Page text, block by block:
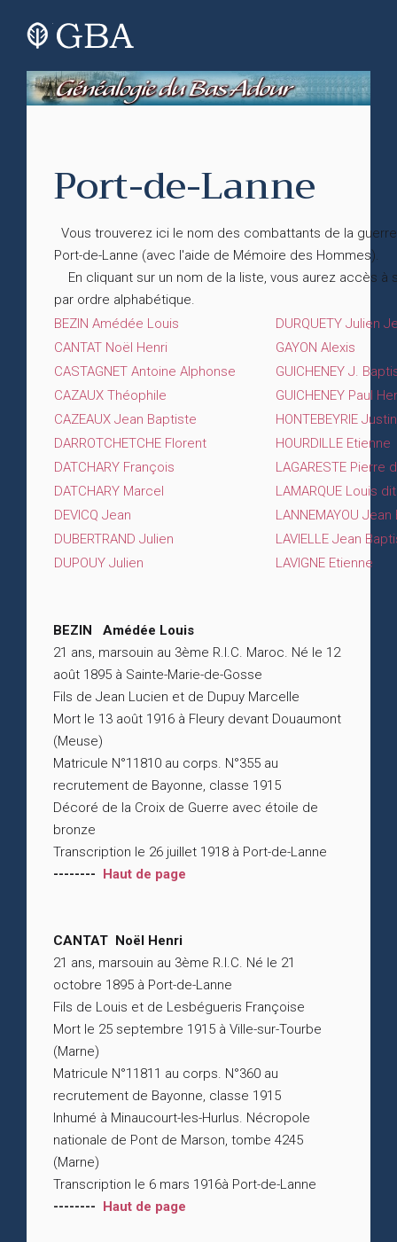
Port-de-Lanne
Vous trouverez ici le nom des combattants de la
Port-de-Lanne (avec l'aide de Mémoire des Hommes).
En cliquant sur un nom de la liste, vous aurez accès
par ordre alphabétique.
BEZIN Amédée Louis
DURQUETY Julien
CANTAT Noël Henri
GAYON Alexis
CASTAGNET Antoine Alphonse
GUICHENEY J.
CAZAUX Théophile
GUICHENEY Paul
CAZEAUX Jean Baptiste
HONTEBEYRIE Justin
DARROTCHETCHE Florent
HOURDILLE Etienne
DATCHARY François
LAGARESTE Pierre
DATCHARY Marcel
LAMARQUE Louis
DEVICQ Jean
LANNEMAYOU
DUBERTRAND Julien
LAVIELLE Jean
DUPOUY Julien
LAVIGNE Etienne
BEZIN Amédée Louis
21 ans, marsouin au 3ème R.I.C. Maroc. Né le 12
août 1895 à Sainte-Marie-de-Gosse
Fils de Jean Lucien et de Dupuy Marcelle
Mort le 13 août 1916 à Fleury devant Douaumont
(Meuse)
Matricule N°11810 au corps. N°355 au
recrutement de Bayonne, classe 1915
Décoré de la Croix de Guerre avec étoile de
bronze
Transcription le 26 juillet 1918 à Port-de-Lanne
-------- Haut de page
CANTAT Noël Henri
21 ans, marsouin au 3ème R.I.C. Né le 21
octobre 1895 à Port-de-Lanne
Fils de Louis et de Lesbégueris Françoise
Mort le 25 septembre 1915 à Ville-sur-Tourbe
(Marne)
Matricule N°11811 au corps. N°360 au
recrutement de Bayonne, classe 1915
Inhumé à Minaucourt-les-Hurlus. Nécropole
nationale de Pont de Marson, tombe 4245
(Marne)
Transcription le 6 mars 1916à Port-de-Lanne
-------- Haut de page